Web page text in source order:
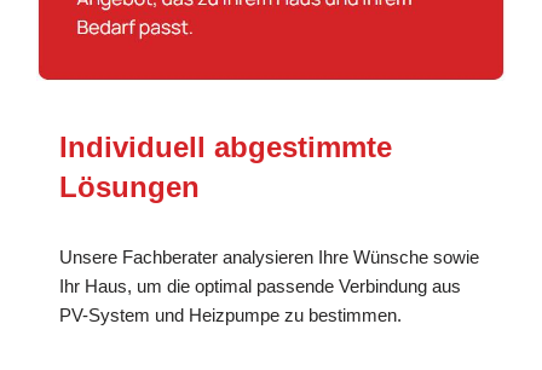
Individuell abgestimmte
Lösungen
Unsere Fachberater analysieren Ihre Wünsche sowie
Ihr Haus, um die optimal passende Verbindung aus
PV-System und Heizpumpe zu bestimmen.